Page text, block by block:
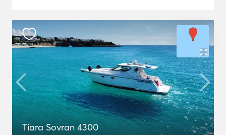
Tiara Sovran 4300